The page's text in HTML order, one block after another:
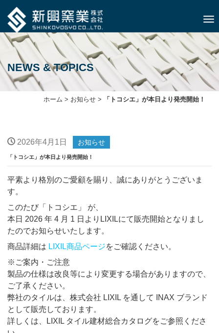
ナビ
NEWS & TOPICS
ホーム > お知らせ > 「トコシエ」が本日より発売開始！
2026年4月1日 お知らせ
「トコシエ」が本日より発売開始！
平素より格別のご愛顧を賜り、誠にありがとうございま
す。
このたび「トコシエ」 が、
本日 2026 年 4 月 1 日よりLIXILにて販売開始となりまし
たのでお知らせいたします。
商品詳細は LIXIL商品ページをご確認ください。
※ご案内・ご注意
製品の仕様は改良等により変更する場合がありますので、
ご了承ください。
弊社のタイルは、株式会社 LIXIL を通して INAX ブランド
として販売しております。
詳しくは、LIXIL タイル建材総合カタログをご参照くださ